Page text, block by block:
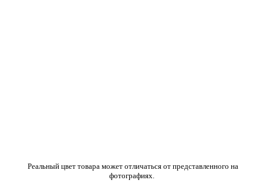
Реальный цвет товара может отличаться от представленного на
фотографиях.